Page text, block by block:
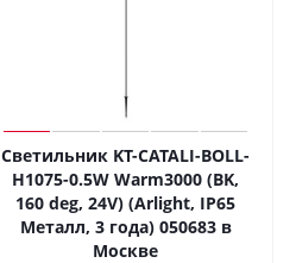
Светильник KT-CATALI-BOLL-
H1075-0.5W Warm3000 (BK,
160 deg, 24V) (Arlight, IP65
Металл, 3 года) 050683 в
Москве